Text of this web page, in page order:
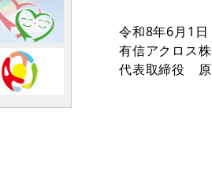
令和8年6月1日
有信アクロス
代表取締役 原